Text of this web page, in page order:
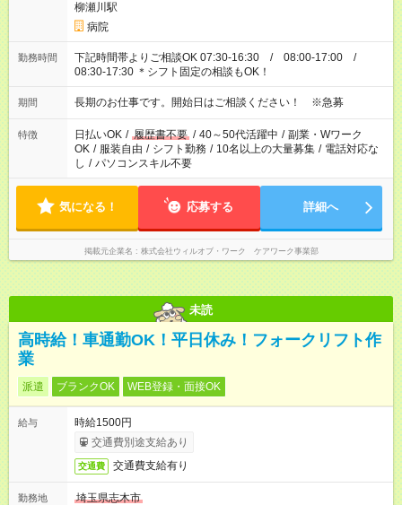
柳瀬川駅
病院
勤務時間
下記時間帯よりご相談OK 07:30-16:30 / 08:00-17:00 /
08:30-17:30 ＊シフト固定の相談もOK！
期間 長期のお仕事です。開始日はご相談ください！ ※急募
特徴 日払いOK / 履歴書不要 / 40～50代活躍中 / 副業・Wワーク
OK / 服装自由 / シフト勤務 / 10名以上の大量募集 / 電話対応な
し / パソコンスキル不要
気になる！ 応募する 詳細へ
掲載元企業名 株式会社ウィルオブ・ワーク ケアワーク事業部
未読
高時給！車通勤OK！平日休み！フォークリフト作
業
派遣 ブランクOK WEB登録・面接OK
給与
時給1500円
交通費別途支給あり
交通費 交通費支給有り
勤務地
埼玉県志木市